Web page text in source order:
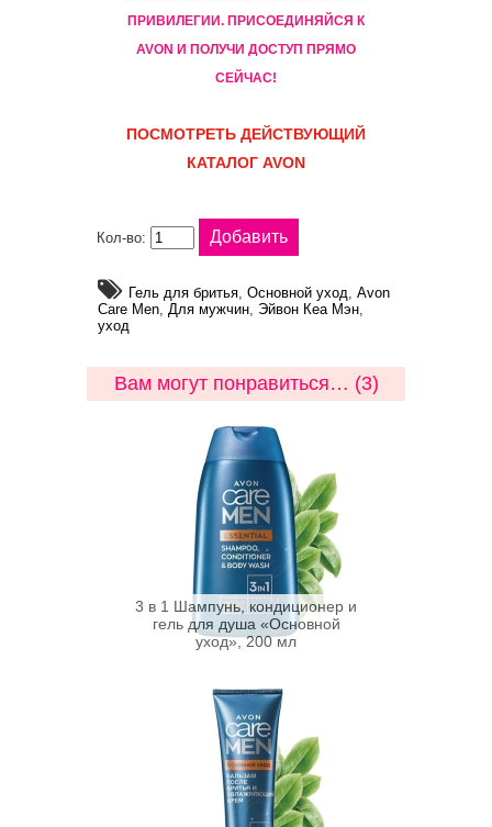
ПРИВИЛЕГИИ. ПРИСОЕДИНЯЙСЯ К
AVON И ПОЛУЧИ ДОСТУП ПРЯМО
СЕЙЧАС!
ПОСМОТРЕТЬ ДЕЙСТВУЮЩИЙ
КАТАЛОГ AVON
Кол-во:
Гель для бритья, Основной уход, Avon
Care Men, Для мужчин, Эйвон Кеа Мэн,
уход
Вам могут понравиться… (3)
3 в 1 Шампунь, кондиционер и
гель для душа «Основной
уход», 200 мл